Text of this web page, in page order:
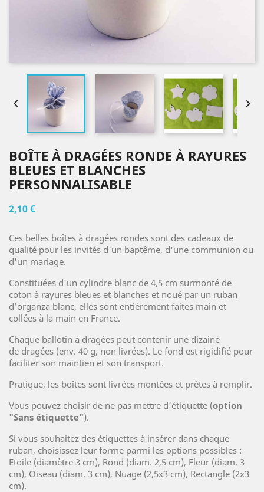
 
BOÎTE À DRAGÉES RONDE À RAYURES
BLEUES ET BLANCHES
PERSONNALISABLE
2,10 €
Ces belles boîtes à dragées rondes sont des cadeaux de
qualité pour les invités d'un baptême, d'une communion ou
d'un mariage.
Constituées d'un cylindre blanc de 4,5 cm surmonté de
coton à rayures bleues et blanches et noué par un ruban
d’organza blanc, elles sont entièrement faites main et
collées à la main en France.
Chaque ballotin à dragées peut contenir une dizaine
de dragées (env. 40 g, non livrées). Le fond est rigidifié pour
faciliter son maintien et son transport.
Pratique, les boîtes sont livrées montées et prêtes à remplir.
Vous pouvez choisir de ne pas mettre d'étiquette (option
"Sans étiquette").
Si vous souhaitez des étiquettes à insérer dans chaque
ruban, choisissez leur forme parmi les options possibles :
Etoile (diamètre 3 cm), Rond (diam. 2,5 cm), Fleur (diam. 3
cm), Oiseau (diam. 3 cm), Nuage (2,5x3 cm), Rectangle (2x3
cm).